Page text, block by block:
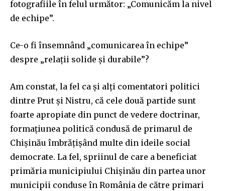
fotografiile în felul următor: „Comunicăm la nivel
de echipe”.
Ce-o fi însemnând „comunicarea în echipe”
despre „relații solide și durabile”?
Am constat, la fel ca și alți comentatori politici
dintre Prut și Nistru, că cele două partide sunt
foarte apropiate din punct de vedere doctrinar,
formațiunea politică condusă de primarul de
Chișinău îmbrățișând multe din ideile social
democrate. La fel, spriinul de care a beneficiat
primăria municipiului Chișinău din partea unor
municipii conduse în România de către primari